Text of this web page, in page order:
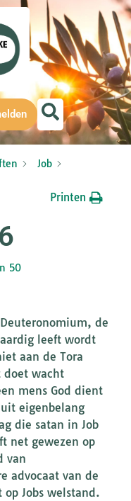
Job
Printen
50
de
leeft wordt
aan de Tora
doet wacht
mens God dient
eigenbelang
die satan in Job
net gewezen op
van
advocaat van de
Jobs welstand.